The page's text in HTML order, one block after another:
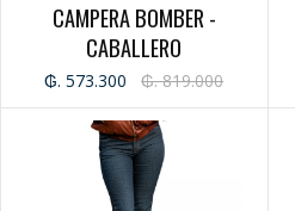
CAMPERA BOMBER -
CABALLERO
₲. 573.300 ₲. 819.000